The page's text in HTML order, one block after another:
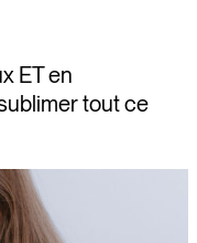
ET en
tout ce